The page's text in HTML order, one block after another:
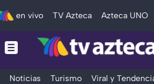
en vivo TV Azteca Azteca UNO
Noticias Turismo Viral y